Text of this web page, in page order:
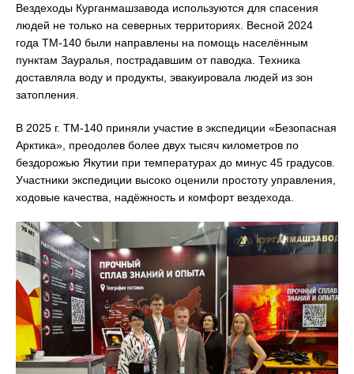
Вездеходы Курганмашзавода используются для спасения
людей не только на северных территориях. Весной 2024
года ТМ-140 были направлены на помощь населённым
пунктам Зауралья, пострадавшим от паводка. Техника
доставляла воду и продукты, эвакуировала людей из зон
затопления.
В 2025 г. ТМ-140 приняли участие в экспедиции «Безопасная
Арктика», преодолев более двух тысяч километров по
бездорожью Якутии при температурах до минус 45 градусов.
Участники экспедиции высоко оценили простоту управления,
ходовые качества, надёжность и комфорт вездехода.